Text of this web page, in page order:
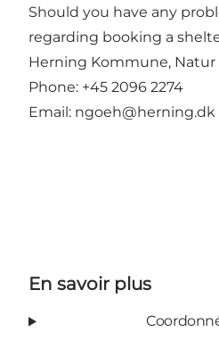
Should you have any
regarding booking a
Herning Kommune, Natur
Phone: +45 2096 2274
Email: ngoeh@herning.dk
En savoir plus